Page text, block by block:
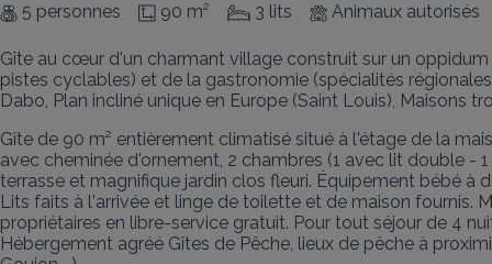
5 personnes 90 m² 3 lits Animaux autorisés
Gîte au cœur d'un charmant village construit sur un
pistes cyclables) et de la gastronomie (spécialités
Dabo, Plan incliné unique en Europe (Saint Louis), Maisons
Gîte de 90 m² entièrement climatisé situé à l'étage de la
avec cheminée d'ornement, 2 chambres (1 avec lit double
terrasse et magnifique jardin clos fleuri. Équipement bébé à
Lits faits à l'arrivée et linge de toilette et de maison fournis.
propriétaires en libre-service gratuit. Pour tout séjour de 4
Hébergement agréé Gîtes de Pêche, lieux de pêche à